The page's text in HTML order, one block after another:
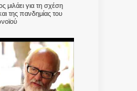
για τη σχέση
της πανδημίας του